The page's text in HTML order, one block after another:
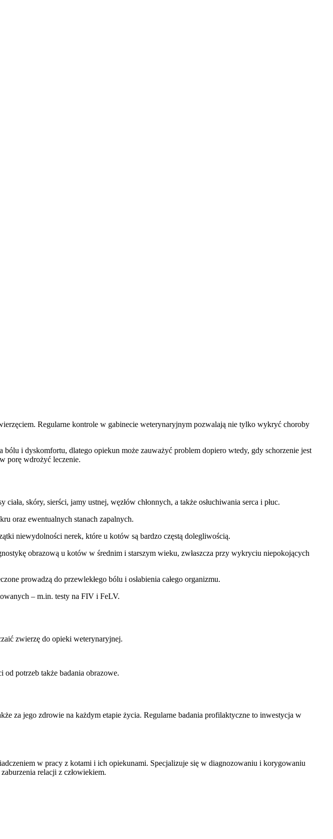
Regularne kontrole w gabinecie weterynaryjnym pozwalają nie tylko wykryć choroby
i dyskomfortu, dlatego opiekun może zauważyć problem dopiero wtedy, gdy schorzenie jest
porę wdrożyć leczenie.
skóry, sierści, jamy ustnej, węzłów chłonnych, a także osłuchiwania serca i płuc.
oraz ewentualnych stanach zapalnych.
niewydolności nerek, które u kotów są bardzo częstą dolegliwością.
obrazową u kotów w średnim i starszym wieku, zwłaszcza przy wykryciu niepokojących
prowadzą do przewlekłego bólu i osłabienia całego organizmu.
– m.in. testy na FIV i FeLV.
zwierzę do opieki weterynaryjnej.
potrzeb także badania obrazowe.
za jego zdrowie na każdym etapie życia. Regularne badania profilaktyczne to inwestycja w
w pracy z kotami i ich opiekunami. Specjalizuje się w diagnozowaniu i korygowaniu
relacji z człowiekiem.